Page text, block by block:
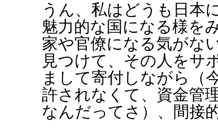
うん、私はどうも日本
魅力的な国になる様を
家や官僚になる気がな
見つけて、その人をサ
まして寄付しながら（
許されなくて、資金管
なんだってさ）、間接